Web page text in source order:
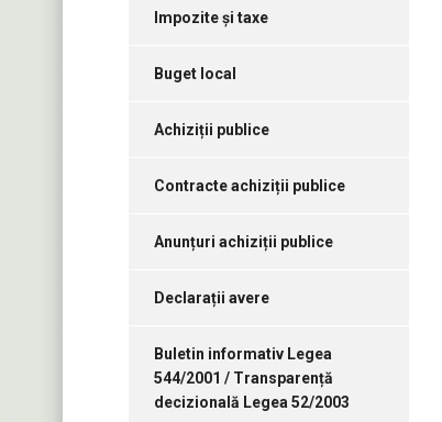
Impozite și taxe
Buget local
Achiziții publice
Contracte achiziții publice
Anunțuri achiziții publice
Declarații avere
Buletin informativ Legea
544/2001 / Transparență
decizională Legea 52/2003